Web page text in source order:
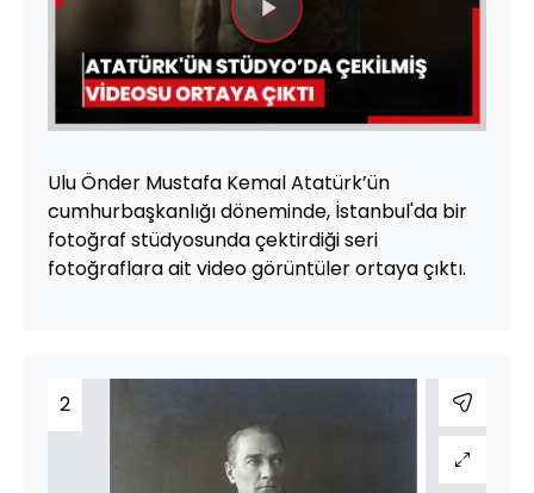
Videoyu
Oynat
Ulu Önder Mustafa Kemal Atatürk’ün
cumhurbaşkanlığı döneminde, İstanbul'da bir
fotoğraf stüdyosunda çektirdiği seri
fotoğraflara ait video görüntüler ortaya çıktı.
2